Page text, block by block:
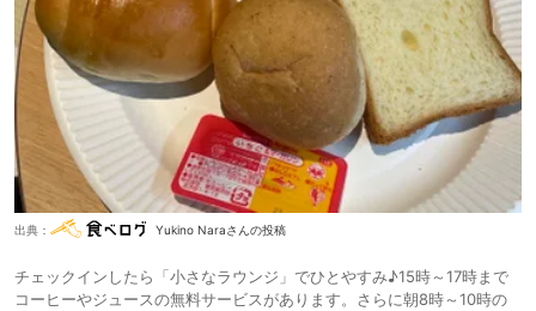
出典： Yukino Naraさんの投稿
チェックインしたら「小さなラウンジ」でひとやすみ♪15時～17時まで
コーヒーやジュースの無料サービスがあります。さらに朝8時～10時の